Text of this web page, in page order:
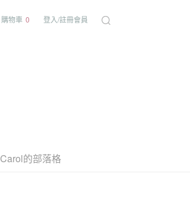
購物車 0 登入/註冊會員
Carol的部落格